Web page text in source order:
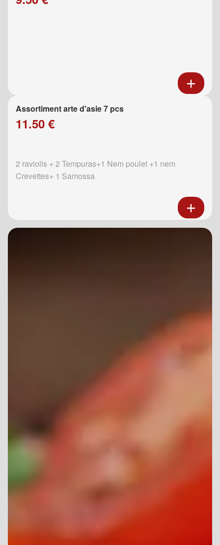
Assortiment arte d'asie 7 pcs
11.50 €
2 raviolis + 2 Tempuras+1 Nem poulet +1 nem
Crevettes+ 1 Samossa